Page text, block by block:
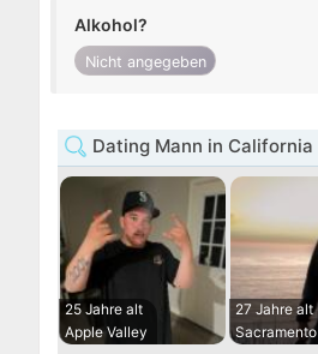
Alkohol?
Nicht angegeben
Dating Mann in California
25 Jahre alt
Apple Valley
27 Jahre alt
Sacramento